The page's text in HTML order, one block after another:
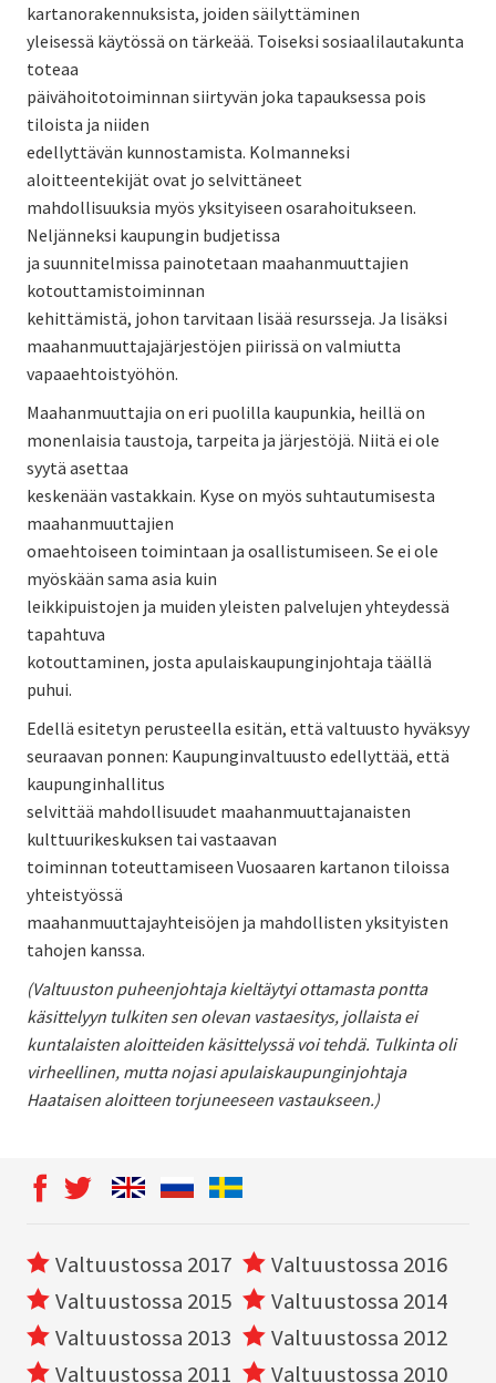
kartanorakennuksista, joiden säilyttäminen
yleisessä käytössä on tärkeää. Toiseksi sosiaalilautakunta
toteaa
päivähoitotoiminnan siirtyvän joka tapauksessa pois
tiloista ja niiden
edellyttävän kunnostamista. Kolmanneksi
aloitteentekijät ovat jo selvittäneet
mahdollisuuksia myös yksityiseen osarahoitukseen.
Neljänneksi kaupungin budjetissa
ja suunnitelmissa painotetaan maahanmuuttajien
kotouttamistoiminnan
kehittämistä, johon tarvitaan lisää resursseja. Ja lisäksi
maahanmuuttajajärjestöjen piirissä on valmiutta
vapaaehtoistyöhön.
Maahanmuuttajia on eri puolilla kaupunkia, heillä on
monenlaisia taustoja, tarpeita ja järjestöjä. Niitä ei ole
syytä asettaa
keskenään vastakkain. Kyse on myös suhtautumisesta
maahanmuuttajien
omaehtoiseen toimintaan ja osallistumiseen. Se ei ole
myöskään sama asia kuin
leikkipuistojen ja muiden yleisten palvelujen yhteydessä
tapahtuva
kotouttaminen, josta apulaiskaupunginjohtaja täällä
puhui.
Edellä esitetyn perusteella esitän, että valtuusto hyväksyy
seuraavan ponnen: Kaupunginvaltuusto edellyttää, että
kaupunginhallitus
selvittää mahdollisuudet maahanmuuttajanaisten
kulttuurikeskuksen tai vastaavan
toiminnan toteuttamiseen Vuosaaren kartanon tiloissa
yhteistyössä
maahanmuuttajayhteisöjen ja mahdollisten yksityisten
tahojen kanssa.
(Valtuuston puheenjohtaja kieltäytyi ottamasta pontta
käsittelyyn tulkiten sen olevan vastaesitys, jollaista ei
kuntalaisten aloitteiden käsittelyssä voi tehdä. Tulkinta oli
virheellinen, mutta nojasi apulaiskaupunginjohtaja
Haataisen aloitteen torjuneeseen vastaukseen.)
Valtuustossa 2017
Valtuustossa 2016
Valtuustossa 2015
Valtuustossa 2014
Valtuustossa 2013
Valtuustossa 2012
Valtuustossa 2011
Valtuustossa 2010